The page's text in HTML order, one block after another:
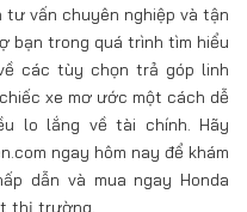
tư vấn chuyên nghiệp và tận
bạn trong quá trình tìm hiểu
các tùy chọn trả góp linh
xe mơ ước một cách dễ
lo lắng về tài chính. Hãy
ngay hôm nay để khám
dẫn và mua ngay Honda